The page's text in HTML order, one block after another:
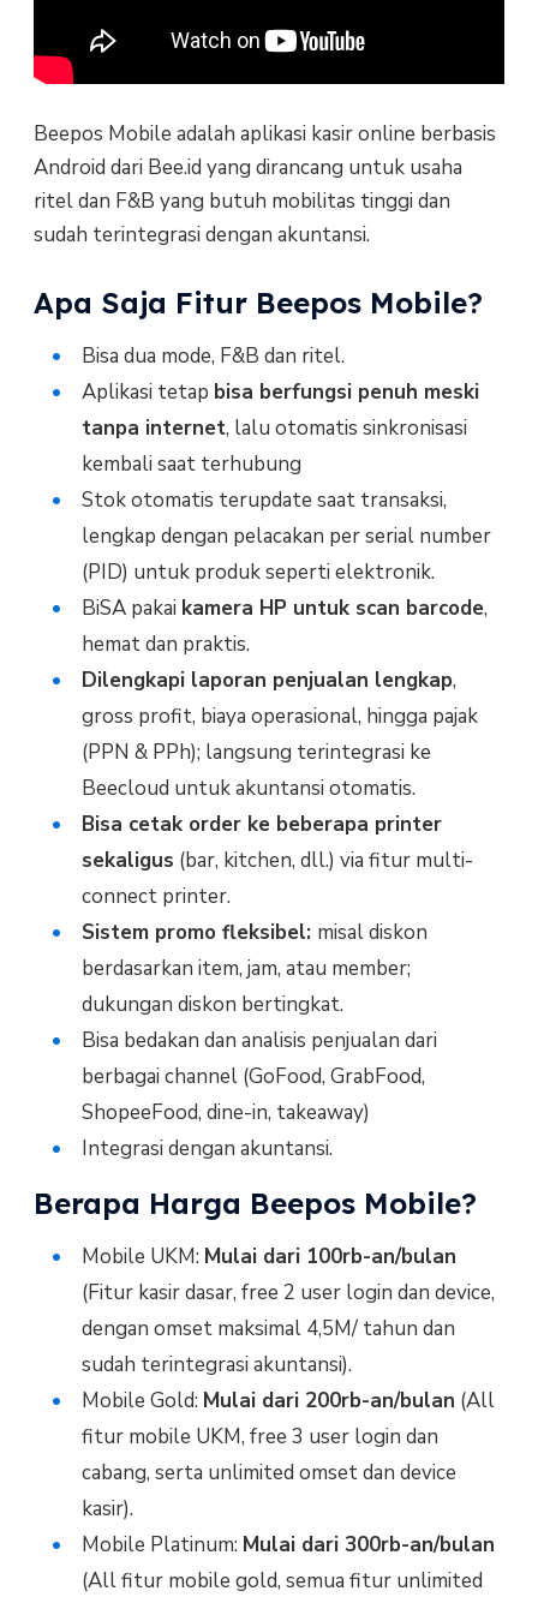
Beepos Mobile adalah aplikasi kasir online berbasis
Android dari Bee.id yang dirancang untuk usaha
ritel dan F&B yang butuh mobilitas tinggi dan
sudah terintegrasi dengan akuntansi.
Apa Saja Fitur Beepos Mobile?
Bisa dua mode, F&B dan ritel.
Aplikasi tetap bisa berfungsi penuh meski
tanpa internet, lalu otomatis sinkronisasi
kembali saat terhubung
Stok otomatis terupdate saat transaksi,
lengkap dengan pelacakan per serial number
(PID) untuk produk seperti elektronik.
BiSA pakai kamera HP untuk scan barcode,
hemat dan praktis.
Dilengkapi laporan penjualan lengkap,
gross profit, biaya operasional, hingga pajak
(PPN & PPh); langsung terintegrasi ke
Beecloud untuk akuntansi otomatis.
Bisa cetak order ke beberapa printer
sekaligus (bar, kitchen, dll.) via fitur multi-
connect printer.
Sistem promo fleksibel: misal diskon
berdasarkan item, jam, atau member;
dukungan diskon bertingkat.
Bisa bedakan dan analisis penjualan dari
berbagai channel (GoFood, GrabFood,
ShopeeFood, dine-in, takeaway)
Integrasi dengan akuntansi.
Berapa Harga Beepos Mobile?
Mobile UKM: Mulai dari 100rb-an/bulan
(Fitur kasir dasar, free 2 user login dan device,
dengan omset maksimal 4,5M/ tahun dan
sudah terintegrasi akuntansi).
Mobile Gold: Mulai dari 200rb-an/bulan (All
fitur mobile UKM, free 3 user login dan
cabang, serta unlimited omset dan device
kasir).
Mobile Platinum: Mulai dari 300rb-an/bulan
(All fitur mobile gold, semua fitur unlimited